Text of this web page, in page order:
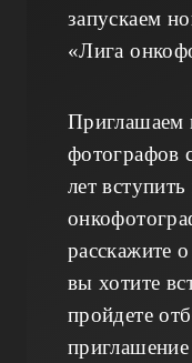
запускаем
«Лига
Приглашаем
фотографов
лет
расскажите
вы хотите
пройдете